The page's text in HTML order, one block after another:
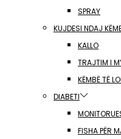
SPRAY
KUJDESI NDAJ
KALLO
TRAJTIM I
KËMBË TË
DIABETI
FISHA PËR